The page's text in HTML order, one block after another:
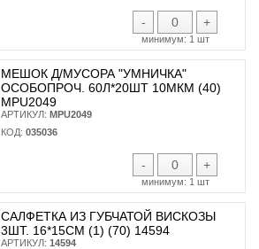
- +
минимум: 1 шт
МЕШОК Д/МУСОРА "УМНИЧКА"
ОСОБОПРОЧ. 60Л*20ШТ 10МКМ (40)
MPU2049
АРТИКУЛ: MPU2049
КОД: 035036
- +
минимум: 1 шт
САЛФЕТКА ИЗ ГУБЧАТОЙ ВИСКОЗЫ
3ШТ. 16*15СМ (1) (70) 14594
АРТИКУЛ: 14594